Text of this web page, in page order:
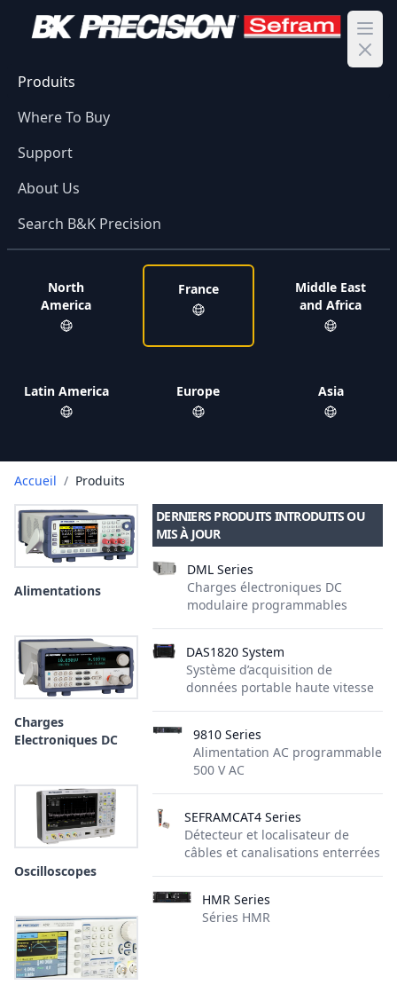
Produits
Where To Buy
Support
About Us
Search B&K Precision
North
America
Latin America
France
Europe
Middle East
and Africa
Asia
Accueil / Produits
Alimentations
Charges
Electroniques DC
Oscilloscopes
DERNIERS PRODUITS INTRODUITS OU
MIS À JOUR
DML Series
Charges électroniques DC
modulaire programmables
DAS1820 System
Système d’acquisition de
données portable haute vitesse
9810 Series
Alimentation AC programmable
500 V AC
SEFRAMCAT4 Series
Détecteur et localisateur de
câbles et canalisations enterrées
HMR Series
Séries HMR